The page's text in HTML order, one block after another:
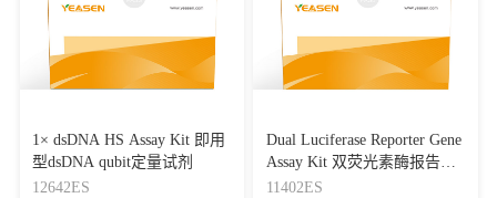
1× dsDNA HS Assay Kit 即用
型dsDNA qubit定量试剂
12642ES
Dual Luciferase Reporter Gene
Assay Kit 双荧光素酶报告基
因检测试剂盒
11402ES